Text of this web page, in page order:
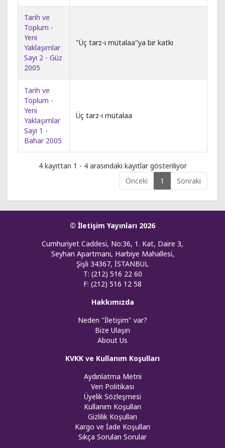
Tarih ve
Toplum -
Yeni
Yaklaşımlar
Sayı 2 - Güz
2005
"Üç tarz-ı mütalaa"ya bir katkı
Tarih ve
Toplum -
Yeni
Yaklaşımlar
Sayı 1 -
Bahar 2005
Üç tarz-ı mütalaa
4 kayıttan 1 - 4 arasındaki kayıtlar gösteriliyor
Önceki
1 Sonraki
© İletişim Yayınları 2026
Cumhuriyet Caddesi, No:36, 1. Kat, Daire 3,
Seyhan Apartmanı, Harbiye Mahallesi,
Şişli 34367, İSTANBUL
T: (212) 516 22 60
F: (212) 516 12 58
Hakkımızda
Neden "İletişim" var?
Bize Ulaşın
About Us
KVKK ve Kullanım Koşulları
Aydınlatma Metni
Veri Politikası
Üyelik Sözleşmesi
Kullanım Koşulları
Gizlilik Koşulları
Kargo ve İade Koşulları
Sıkça Sorulan Sorular